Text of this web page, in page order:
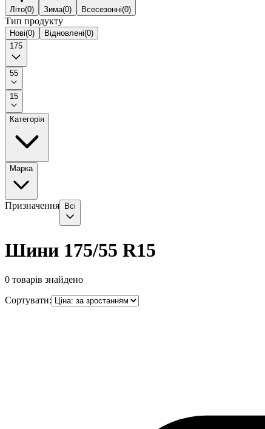
Літо(0) Зима(0) Всесезонні(0)
Тип продукту
Нові(0) Відновлені(0)
175
55
15
Категорія
Марка
Призначення Всі
Шини 175/55 R15
0 товарів знайдено
Сортувати: